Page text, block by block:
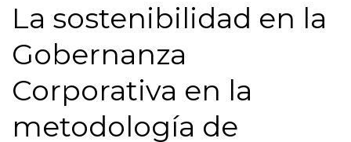
La sostenibilidad en la
Gobernanza
Corporativa en la
metodología de